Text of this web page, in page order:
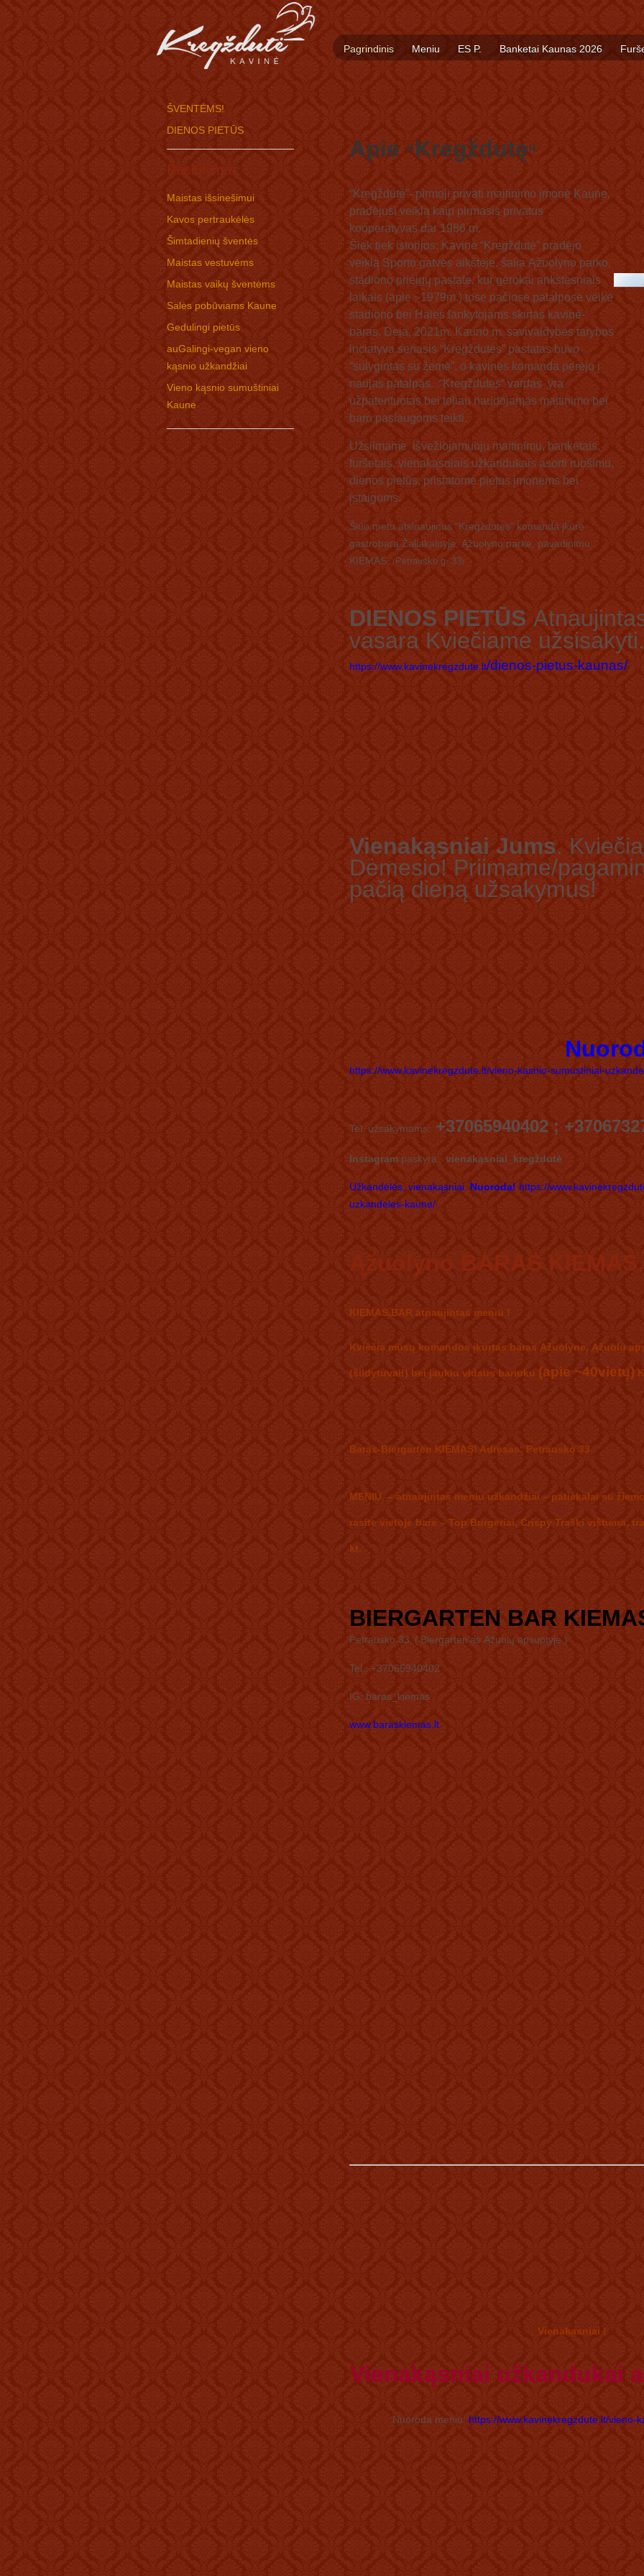
Pagrindinis Meniu ES P. Banketai Kaunas 2026
ŠVENTĖMS!
DIENOS PIETŪS
Pasiūlymai
Maistas išsinešimui
Kavos pertraukėlės
Šimtadienių šventės
Maistas vestuvėms
Maistas vaikų šventėms
Salės pobūviams Kaune
Gedulingi pietūs
auGalingi-vegan vieno
kąsnio užkandžiai
Vieno kąsnio sumuštiniai
Kaune
Apie “Kregždutę“
“Kregždutė”- pirmoji privati maitinimo įmonė Kaune,
pradėjusi veiklą kaip pirmasis privatus
kooperatyvas dar 1986 m.
Šiek tiek istorijos: Kavinė “Kregždutė” pradėjo
veiklą Sporto gatvės aikštėje, šalia Ąžuolyno parko,
stadiono prieigų pastate, kur gerokai ankstesniais
laikais (apie ~1979m.) tose pačiose patalpose veikė
stadiono bei Halės lankytojams skirtas kavinė-
baras. Deja, 2021m. Kauno m. savivaldybės tarybos
inciatyva senasis “Kregždutės” pastatas buvo
“sulygintas su žeme”, o kavinės komanda perėjo į
naujas patalpas. “Kregždutės” vardas yra
užpatentuotas bei toliau naudojamas maitinimo bei
baro paslaugoms teikti.
Užsiimame išvežiojamuoju maitinimu, banketais,
furšetais, vienakąsniais užkandukais asorti ruošimu,
dienos pietūs, pristatome pietus įmonėms bei
įstaigoms.
Šiuo metu atsinaujinus “Kregždutės” komanda įkūrė
gastrobarą Žaliakalnyje, Ąžuolyno parke, pavadinimu
KIEMAS.
( Petrausko g. 33)
DIENOS PIETŪS
vasara Kviečiame
https://www.kavinekregzdute.lt/dienos-pietus-kaunas/
Vienakąsniai Jums.
Dėmesio! Priimame/
pačią dieną užsakymus!
https://www.kavinekregzdute.lt/vieno-kasnio-sumustiniai-
Tel. užsakymams: +37065940402 ;
Instagrampaskyra: vienakąsniai_kregždutė
Užkandėlės, vienakąsniai. Nuoroda! https://
uzkandeles-kaune/
Ąžuolyno BARAS
KIEMAS.BAR atnaujintas meniu !
Kviečia mūsų komandos įkurtas baras Ąžuolyne, Ąžuolų
(šildytuvai!) bei jaukiu vidaus bariuku (apie ~40vietų)
Baras-Biergarten KIEMAS! Adresas: Petrausko 33
MENIU – atnaujintas meniu užkandžiai – patiekalai su
rasite vietoje bare – Top Burgeriai, Crispy Traški vištiena,
kt.
BIERGARTEN BAR
Petrausko 33 (Biergarten’as Ąžuolų apsuptyje )
Tel.: +37065940402
IG: baras_kiemas
www.baraskiemas.lt
Vienakąsniai !
Vienakąsniai užkandukai
Nuoroda meniu: https://www.kavinekregzdute.lt/vieno-